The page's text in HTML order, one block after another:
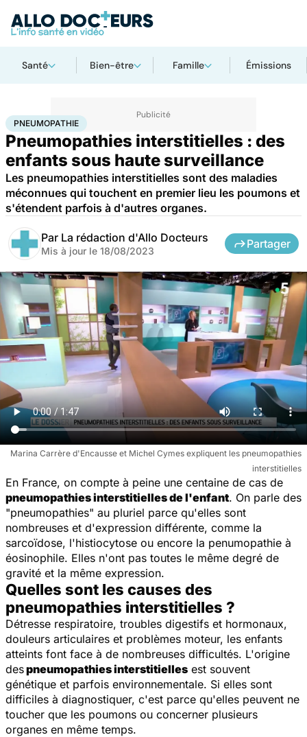
Santé Bien-être Famille Émissions
AccueilSantéMaladies Maladies raresPneumopathie
PNEUMOPATHIE
Pneumopathies interstitielles : des
enfants sous haute surveillance
Les pneumopathies interstitielles sont des maladies
méconnues qui touchent en premier lieu les poumons et
s'étendent parfois à d'autres organes.
Par La rédaction d'Allo Docteurs
Mis à jour le 18/08/2023
Partager
Marina Carrère d'Encausse et Michel Cymes expliquent les pneumopathies
interstitielles
En France, on compte à peine une centaine de cas de
pneumopathies interstitielles de l'enfant. On parle des
"pneumopathies" au pluriel parce qu'elles sont
nombreuses et d'expression différente, comme la
sarcoïdose, l'histiocytose ou encore la penumopathie à
éosinophile. Elles n'ont pas toutes le même degré de
gravité et la même expression.
Quelles sont les causes des
pneumopathies interstitielles ?
Détresse respiratoire, troubles digestifs et hormonaux,
douleurs articulaires et problèmes moteur, les enfants
atteints font face à de nombreuses difficultés. L'origine
despneumopathies interstitielles est souvent
génétique et parfois environnementale. Si elles sont
difficiles à diagnostiquer, c'est parce qu'elles peuvent ne
toucher que les poumons ou concerner plusieurs
organes en même temps.